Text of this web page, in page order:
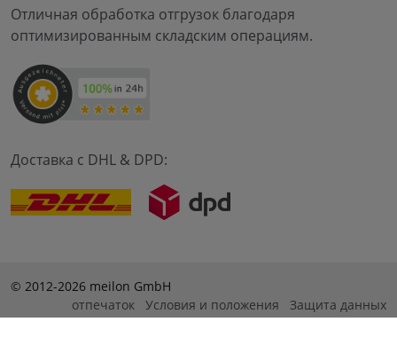
Отличная обработка отгрузок благодаря
оптимизированным складским операциям.
Доставка с DHL & DPD:
© 2012-2026 meilon GmbH
отпечаток
Условия и положения Защита данных